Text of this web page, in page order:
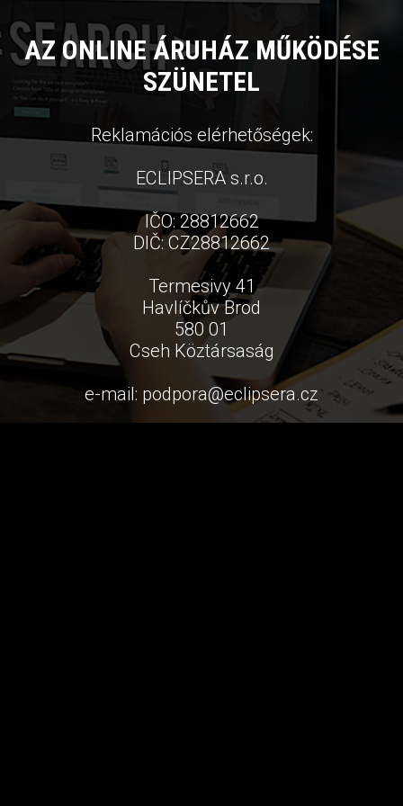
AZ ONLINE ÁRUHÁZ MŰKÖDÉSE
SZÜNETEL
Reklamációs elérhetőségek:
ECLIPSERA s.r.o.
IČO: 28812662
DIČ: CZ28812662
Termesivy 41
Havlíčkův Brod
580 01
Cseh Köztársaság
e-mail: podpora@eclipsera.cz